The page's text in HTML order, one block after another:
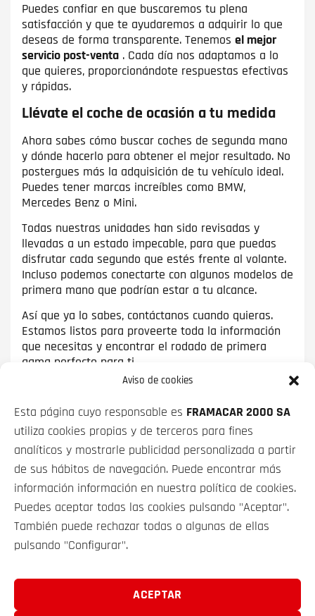
Aviso de cookies
Esta página cuyo responsable es FRAMACAR 2000 SA
utiliza cookies propias y de terceros para fines
analíticos y mostrarle publicidad personalizada a partir
de sus hábitos de navegación. Puede encontrar más
información información en nuestra política de cookies.
Puedes aceptar todas las cookies pulsando "Aceptar".
También puede rechazar todas o algunas de ellas
pulsando "Configurar".
ACEPTAR
Puedes confiar en que buscaremos tu plena
satisfacción y que te ayudaremos a adquirir lo que
deseas de forma transparente. Tenemos el mejor
servicio post-venta . Cada día nos adaptamos a lo
que quieres, proporcionándote respuestas efectivas
y rápidas.
Llévate el coche de ocasión a tu medida
Ahora sabes cómo buscar coches de segunda mano
y dónde hacerlo para obtener el mejor resultado. No
postergues más la adquisición de tu vehículo ideal.
Puedes tener marcas increíbles como BMW,
Mercedes Benz o Mini.
Todas nuestras unidades han sido revisadas y
llevadas a un estado impecable, para que puedas
disfrutar cada segundo que estés frente al volante.
Incluso podemos conectarte con algunos modelos de
primera mano que podrían estar a tu alcance.
Así que ya lo sabes, contáctanos cuando quieras.
Estamos listos para proveerte toda la información
que necesitas y encontrar el rodado de primera
gama perfecto para ti.
VEHÍCULOS
SOBRE NOSOTROS
CONTACTO
FRAMACAR 2000 S.A. © 2025